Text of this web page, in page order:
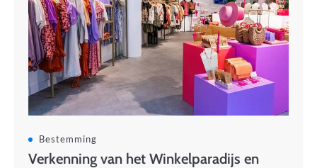
Bestemming
Verkenning van het Winkelparadijs en